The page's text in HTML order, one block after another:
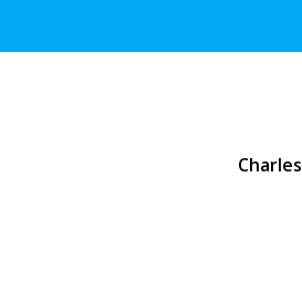
Charles